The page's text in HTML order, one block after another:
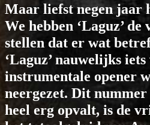
Maar liefst negen jaar
We hebben ‘Laguz’
stellen dat er wat
‘Laguz’ nauwelijks
instrumentale opener
neergezet. Dit nummer
heel erg opvalt, is de